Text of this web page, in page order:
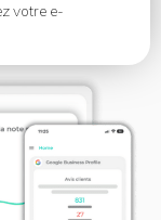
votre e-